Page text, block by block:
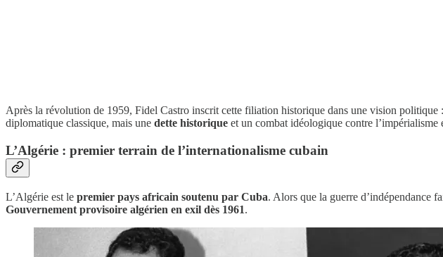
Après la révolution de 1959, Fidel Castro inscrit cette filiation historique dans une vision politique :
diplomatique classique, mais une dette historique et un combat idéologique contre l’impérialisme
L’Algérie : premier terrain de l’internationalisme cubain
L’Algérie est le premier pays africain soutenu par Cuba. Alors que la guerre d’indépendance
Gouvernement provisoire algérien en exil dès 1961.